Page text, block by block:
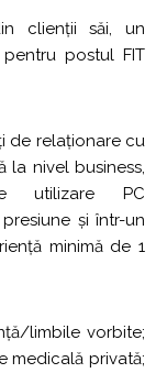
clienții săi, un
postul FIT
de relaționare cu
la nivel business,
utilizare PC
și într-un
minimă de 1
limbile vorbite;
medicală privată;